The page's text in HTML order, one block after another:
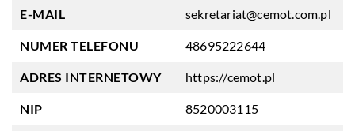
E-MAIL sekretariat@cemot.com.pl
NUMER TELEFONU 48695222644
ADRES INTERNETOWY https://cemot.pl
NIP 8520003115